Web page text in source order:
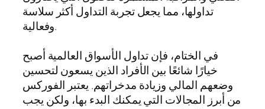
تداولها، مما يجعل تجربة التداول أكثر سلاسة
وفعالية.
في الختام، فإن تداول الأسواق العالمية أصبح
خيارًا شائعًا بين الأفراد الذين يسعون لتحسين
وضعهم المالي وزيادة مدخراتهم. يعتبر الفوركس
من أبرز المجالات التي يمكنك البدء بها، ولكن يجب